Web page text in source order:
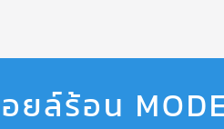
ยล์ร้อน